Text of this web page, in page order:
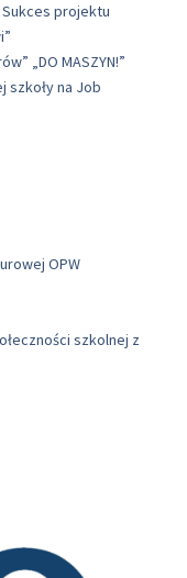
projektu
„DO MASZYN!”
szkoły na Job
OPW
szkolnej z